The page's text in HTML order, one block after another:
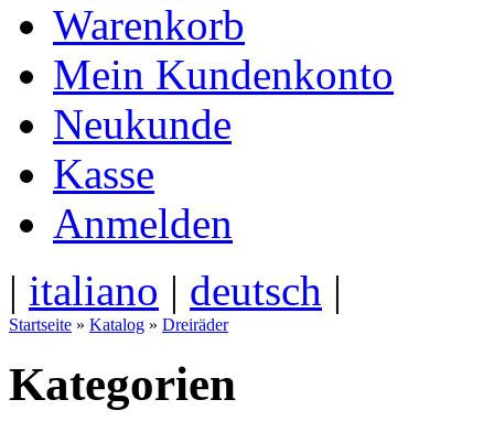
Warenkorb
Mein Kundenkonto
Neukunde
Kasse
Anmelden
| italiano | deutsch |
Startseite » Katalog » Dreiräder
Kategorien